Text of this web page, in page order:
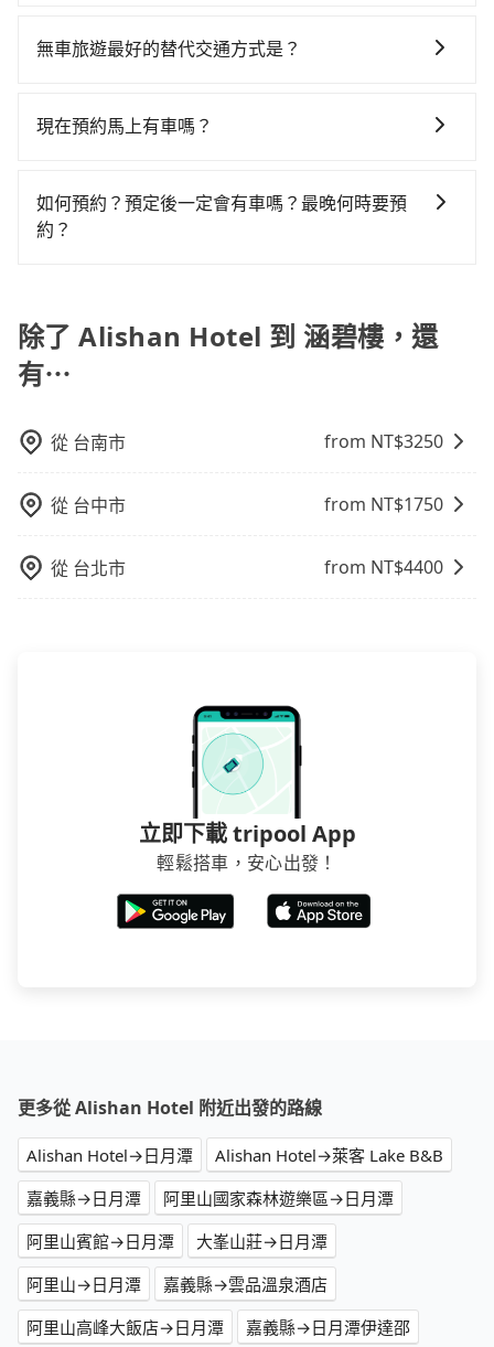
Alishan Hotel並未位於市區，可能根本無車可攔。縱使
程使用tripool並到府專車接送，則僅需花費約3,500
鐘在轉乘與等車上，現在還不馬上來預約tripool！
數超過四位，更是沒有較大的七人座或九人座可供選
修理，每一次租車都好像在開樂透一樣。另外，偶爾也
車或者要載其他乘客的人來說就有不小的風險。最後，
雖然路邊隨租隨還看似方便，但實際使用時還是有其區
坑受騙。雖然Alishan Hotel到涵碧樓的跳表小黃可能較
不太方便，反而能事先預約且品質穩定的tripool，可能
我們會透過Email的方式向您說明收費細節，讓您能更放
提供早鳥優惠，您越早預訂就能享有更優惠的價格。所
無車旅遊最好的替代交通方式是？
看您旅遊的目的地而定。您可以善用大眾運輸，例如：
服務，由專人到府接送，讓您更加輕鬆自在。
現在預約馬上有車嗎？
tripool並非計程車，無法隨招隨到，現在馬上預定從
Alishan Hotel去涵碧樓的車，最快也是四小時後出發的
如何預約？預定後一定會有車嗎？最晚何時要預
約？
實價格，照著步驟填寫完乘客資料與線上刷卡，訂單即
成立。在拿到訂單編號後，隨即會在手機上收到簡訊以
及電子郵件確認信，如此就完成預約了，而司機與車輛
供。一旦付款完畢，tripool保證出車。一般建議出發前
一天中午以前完成預約，越早下訂價格越低價，如臨時
需要，前一天傍晚五點前仍會收單，最遲如當天下午過
後乘車，四小時前仍能預約。
除了 Alishan Hotel 到 涵碧樓，還
有⋯
從 台南市 from NT$3250
從 台中市 from NT$1750
從 台北市 from NT$4400
立即下載 tripool App
輕鬆搭車，安心出發！
更多從 Alishan Hotel 附近出發的路線
Alishan Hotel→日月潭
Alishan Hotel→萊客 Lake B&B
嘉義縣→日月潭
阿里山國家森林遊樂區→日月潭
阿里山賓館→日月潭
大峯山莊→日月潭
阿里山→日月潭
嘉義縣→雲品溫泉酒店
阿里山高峰大飯店→日月潭
嘉義縣→日月潭伊達邵